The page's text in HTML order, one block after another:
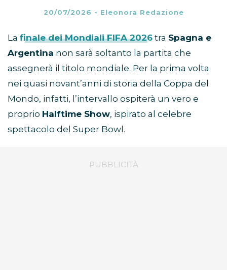
20/07/2026 - Eleonora Redazione
La finale dei Mondiali FIFA 2026 tra Spagna e
Argentina non sarà soltanto la partita che
assegnerà il titolo mondiale. Per la prima volta
nei quasi novant’anni di storia della Coppa del
Mondo, infatti, l’intervallo ospiterà un vero e
proprio Halftime Show, ispirato al celebre
spettacolo del Super Bowl.